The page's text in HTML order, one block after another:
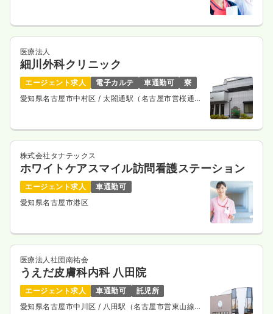
医療法人
細川外科クリニック
エージェント求人 電子カルテ 車通勤可
寮
愛知県名古屋市中村区/ 太閤通駅（名古屋市営桜通
株式会社タナテックス
ホワイトケアスマイル訪問看護ステーション
エージェント求人
車通勤可
愛知県名古屋市港区
医療法人社団南祐会
うえだ皮膚科内科 八田院
エージェント求人 車通勤可
託児所
愛知県名古屋市中川区/ 八田駅（名古屋市営東山線）